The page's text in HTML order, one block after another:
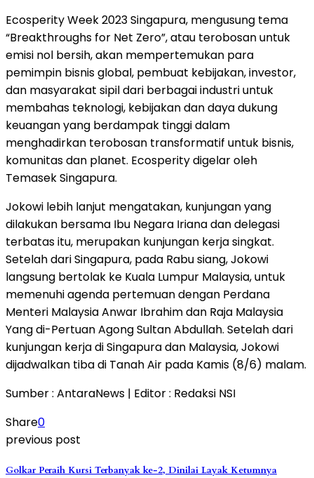
Ecosperity Week 2023 Singapura, mengusung tema
“Breakthroughs for Net Zero”, atau terobosan untuk
emisi nol bersih, akan mempertemukan para
pemimpin bisnis global, pembuat kebijakan, investor,
dan masyarakat sipil dari berbagai industri untuk
membahas teknologi, kebijakan dan daya dukung
keuangan yang berdampak tinggi dalam
menghadirkan terobosan transformatif untuk bisnis,
komunitas dan planet. Ecosperity digelar oleh
Temasek Singapura.
Jokowi lebih lanjut mengatakan, kunjungan yang
dilakukan bersama Ibu Negara Iriana dan delegasi
terbatas itu, merupakan kunjungan kerja singkat.
Setelah dari Singapura, pada Rabu siang, Jokowi
langsung bertolak ke Kuala Lumpur Malaysia, untuk
memenuhi agenda pertemuan dengan Perdana
Menteri Malaysia Anwar Ibrahim dan Raja Malaysia
Yang di-Pertuan Agong Sultan Abdullah. Setelah dari
kunjungan kerja di Singapura dan Malaysia, Jokowi
dijadwalkan tiba di Tanah Air pada Kamis (8/6) malam.
Sumber : AntaraNews | Editor : Redaksi NSI
Share0
previous post
Golkar Peraih Kursi Terbanyak ke-2, Dinilai Layak Ketumnya